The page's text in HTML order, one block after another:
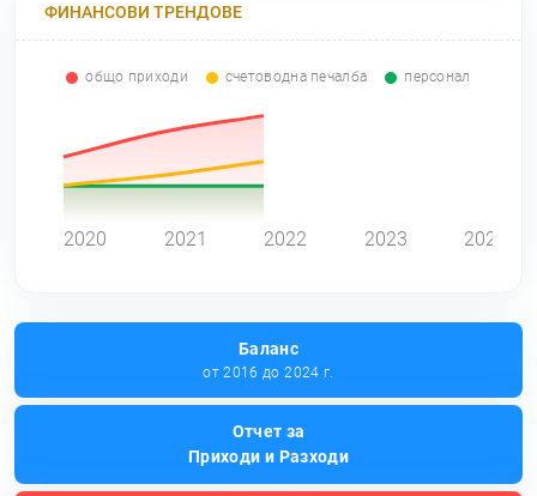
ФИНАНСОВИ ТРЕНДОВЕ
общо приходи счетоводна печалба персонал
2020 2021 2022 2023 2024
Баланс
от 2016 до 2024 г.
Отчет за
Приходи и Разходи